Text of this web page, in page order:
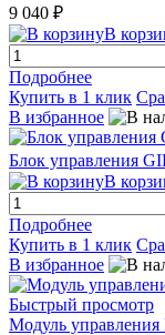
9 040 ₽
В
Подробнее
Купить в 1 клик
В избранное
Блок управления
В
Подробнее
Купить в 1 клик
В избранное
Быстрый просмотр
Модуль управления